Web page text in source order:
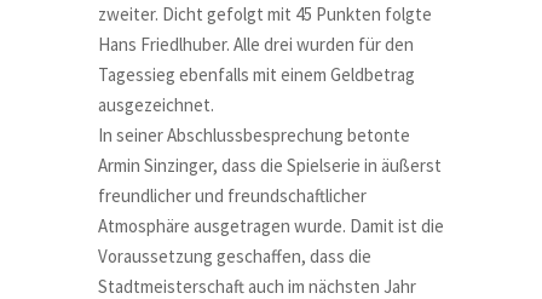
zweiter. Dicht gefolgt mit 45 Punkten folgte
Hans Friedlhuber. Alle drei wurden für den
Tagessieg ebenfalls mit einem Geldbetrag
ausgezeichnet.
In seiner Abschlussbesprechung betonte
Armin Sinzinger, dass die Spielserie in äußerst
freundlicher und freundschaftlicher
Atmosphäre ausgetragen wurde. Damit ist die
Voraussetzung geschaffen, dass die
Stadtmeisterschaft auch im nächsten Jahr